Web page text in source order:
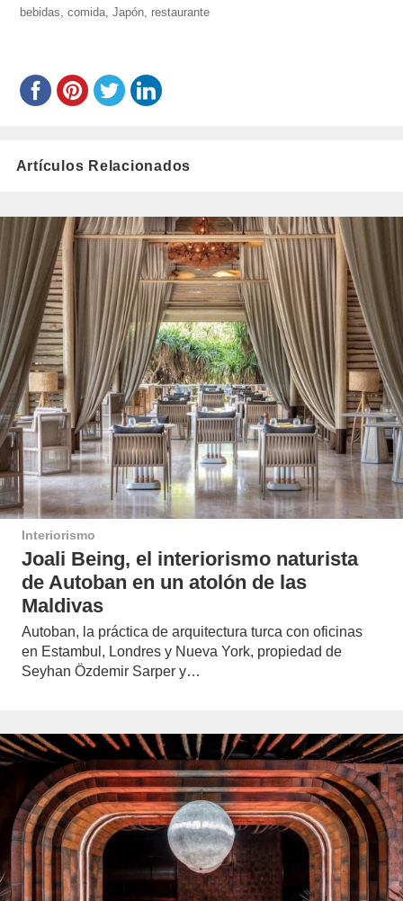
el
bebidas,comida,Japón, restaurante
Artículos Relacionados
Interiorismo
Joali Being, el interiorismo naturista
de Autoban en un atolón de las
Maldivas
Autoban, la práctica de arquitectura turca con oficinas
en Estambul, Londres y Nueva York, propiedad de
Seyhan Özdemir Sarper y…